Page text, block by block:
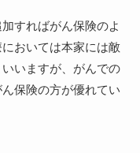
すればがん保険のよ
おいては本家には敵
いますが、がんでの
保険の方が優れてい